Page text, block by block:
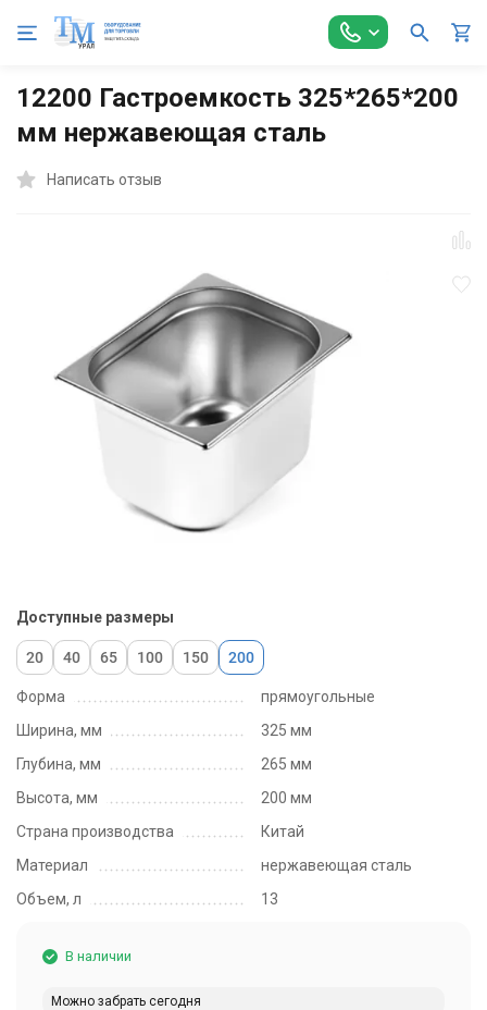
Главная Оборудование для Общепита Гастроемкости
12200 Гастроемкость 325*265*200
мм нержавеющая сталь
Написать отзыв
Форма
прямоугольные
Ширина, мм
325 мм
Глубина, мм
265 мм
Высота, мм
200 мм
Страна производства
Китай
Материал
нержавеющая сталь
Объем, л
13
Доступные размеры
20 40 65 100 150 200
В наличии
Можно забрать сегодня